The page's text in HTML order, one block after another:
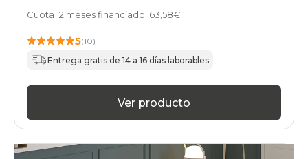
Cuota 12 meses financiado: 63,58€
5(10)
Entrega gratis de 14 a 16 días laborables
Ver producto